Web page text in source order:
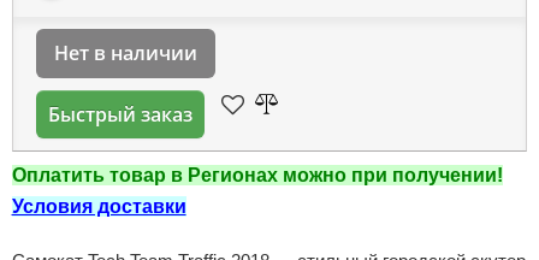
Нет в наличии
Быстрый заказ
Оплатить товар в Регионах можно при получении!
Условия доставки